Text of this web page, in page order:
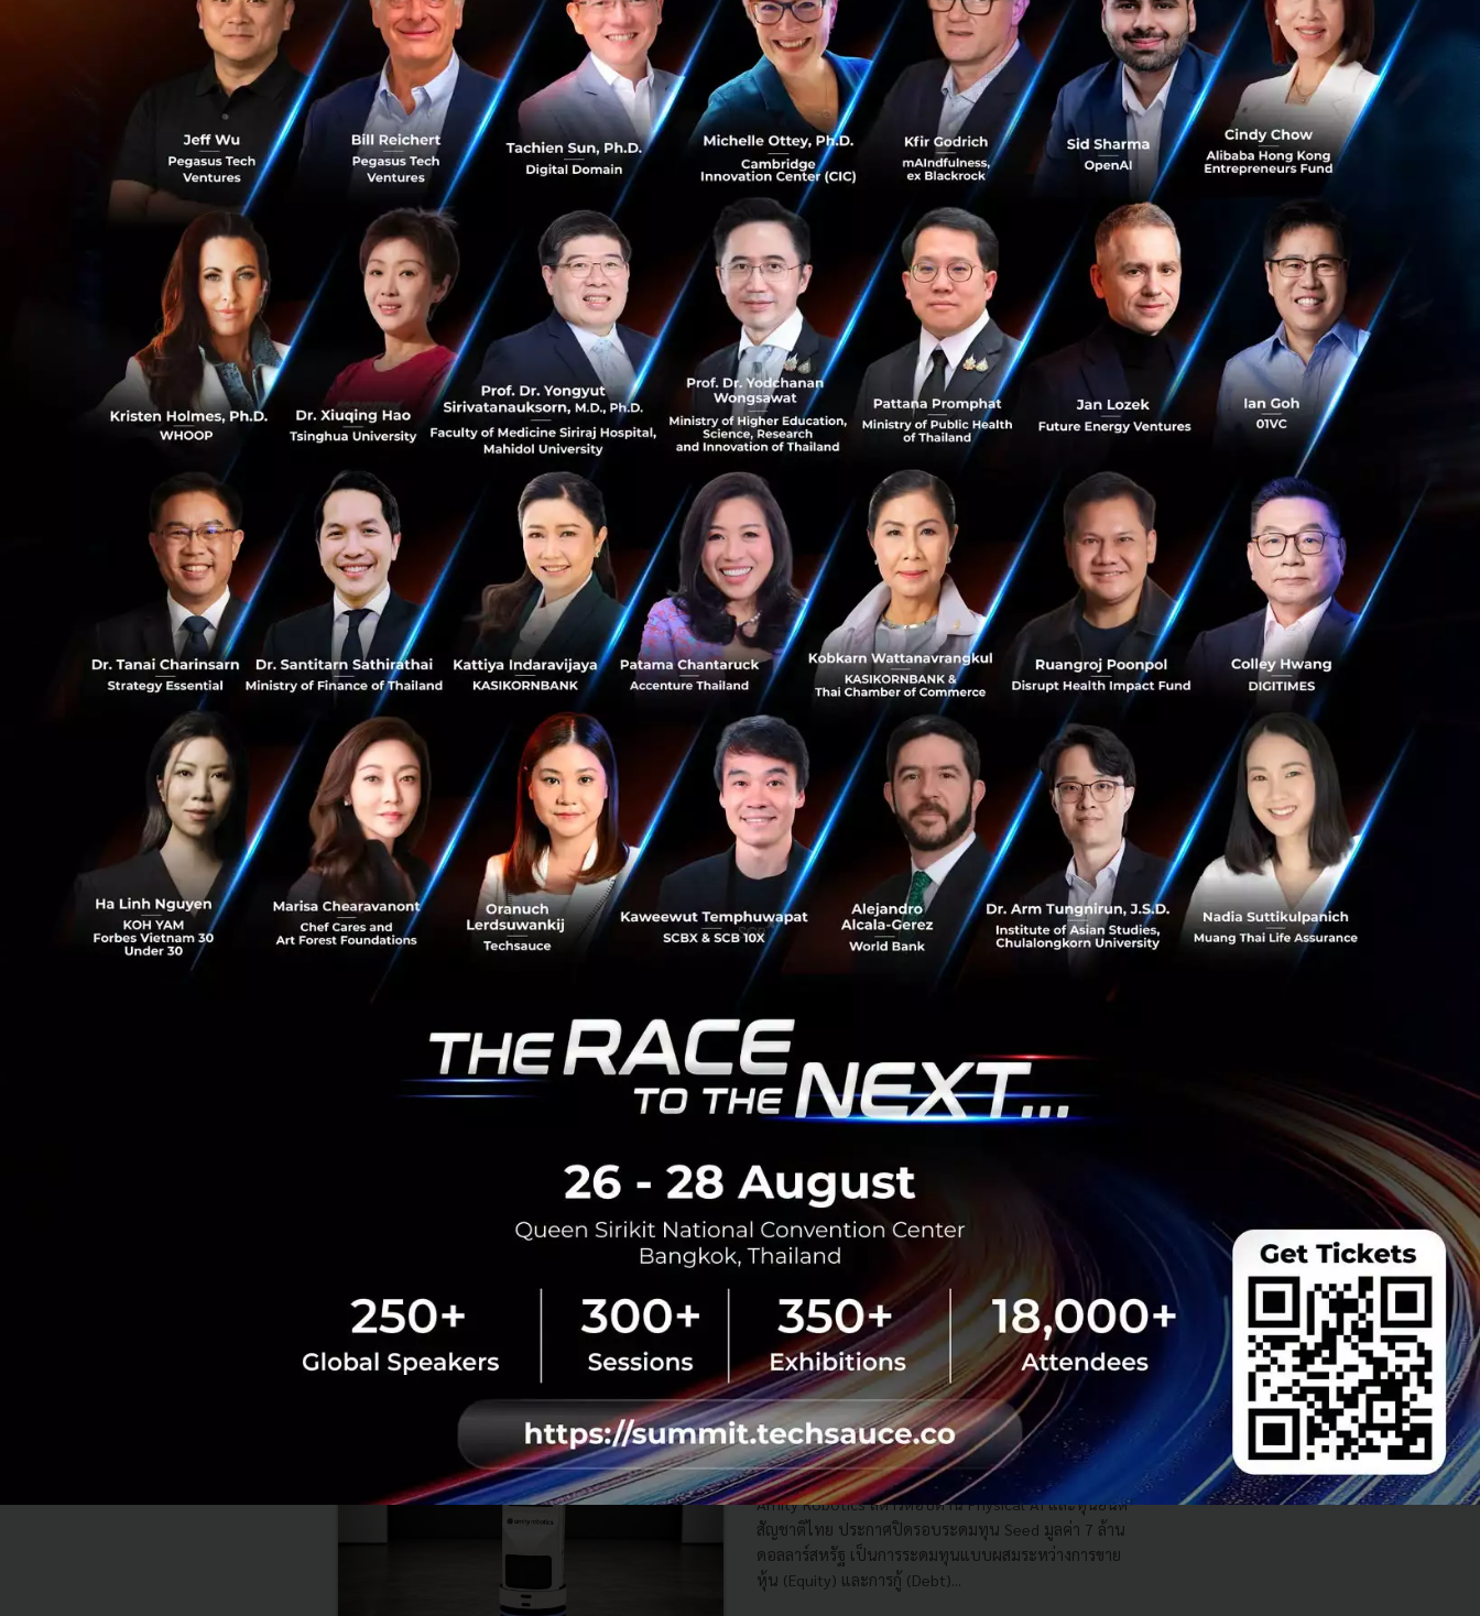
0
0
ประกอบสำคัญในการประเมิน จึงช่วยลดความคลาดเคลื่อน โดยเฉพาะกับอาหารไทยและอาหาร
เอเชียที่มีความซับซ้อนทั้งด้านวัตถุดิบ วิธีปรุง และปริมาณต่อจาน
นับตั้งแต่เปิดให้บริการในเดือนกรกฎาคม 2568 Kalguroo มียอดดาวน์โหลดสะสมมากกว่า 1 ล้านครั้ง
จากผู้ใช้งานใน 152 ประเทศทั่วโลก พร้อมสร้างรายได้ประจำต่อปี หรือ Annual Recurring Revenue
(ARR) ราว 20 ล้านบาท ภายใต้ทีมงานหลักเพียง 8 คน สะท้อนศักยภาพของผลิตภัณฑ์ที่เริ่มต้นจาก
ตลาดไทย แต่สามารถขยายไปสู่ผู้ใช้ในหลายประเทศได้
จากฐานการเติบโตดังกล่าว Kalguroo วางทิศทางต่อยอดสู่การเป็นแพลตฟอร์มดูแลสุขภาพส่วนบุคคล
แบบครบวงจร โดยจะนำเงินทุนรอบนี้ไปพัฒนาผลิตภัณฑ์และเทคโนโลยี ทั้งระบบ Personalized AI
Coach ที่ให้คำแนะนำด้านโภชนาการและสุขภาพจากข้อมูลจริงของผู้ใช้ พร้อมปรับแผนให้เหมาะสม
กับเป้าหมายของแต่ละคน ควบคู่กับการพัฒนาฐานข้อมูลอาหารเฉพาะของแต่ละประเทศ เพื่อเพิ่ม
ความแม่นยำในการวิเคราะห์อาหารท้องถิ่นและรองรับการขยายสู่ตลาดต่างประเทศ
นอกจากนี้ บริษัทยังเตรียมพัฒนาบริการ Health Commerce เพื่อช่วยให้ผู้ใช้งานแอปเข้าถึงสินค้าและ
บริการด้านสุขภาพที่เกี่ยวข้องได้สะดวกขึ้น ไม่ว่าจะเป็นผลิตภัณฑ์โปรตีน อาหารสุขภาพ หรืออุปกรณ์
ออกกำลังกาย พร้อมต่อยอดความร่วมมือกับพันธมิตรด้านสุขภาพในประเทศ ทั้งโรงพยาบาล ผู้
เชี่ยวชาญทางการแพทย์ ฟิตเนส และองค์กรด้านสุขภาพ เพื่อยกระดับบริการให้ตอบโจทย์ผู้ใช้ได้
ครอบคลุมมากขึ้น
หลังจากเติบโตอย่างต่อเนื่องในประเทศไทยและเริ่มมีฐานผู้ใช้งานในหลายประเทศ Kalguroo
วางแผนขยายธุรกิจสู่ภูมิภาคเอเชียตะวันออกเฉียงใต้เป็นลำดับถัดไป ซึ่งเป็นหนึ่งในตลาด Digital
Health ที่ยังมีแนวโน้มเติบโตต่อเนื่อง โดยข้อมูลจาก IMARC Group ระบุว่าตลาด Digital Health ใน
ภูมิภาคมีมูลค่าราว 1.84 หมื่นล้านดอลลาร์สหรัฐในปี 2568 และคาดว่าจะเติบโตเฉลี่ยราว 8% ต่อปี
ภายใต้ทิศทางดังกล่าว บริษัทตั้งเป้าผลักดันรายได้ประจำต่อปี หรือ ARR ให้แตะระดับ 100 ล้านบาท
ภายในปีนี้
Deal Digest สุขภาพ ระดมทุน Kalguroo healthcare
No comment
RELATED ARTICLE
Igloo Insurtech ประกาศเข้าซื้อ Eazy Digital
บริษัทด้าน Insurtech เดินหน้าปักหลักตลาดประกันภัย
Igloo บริษัท Insurtech (บริษัทเทคโนโลยีประกันภัย) แบบ
Full Stack รายใหญ่ของเอเชียตะวันออกเฉียงใต้ ประกาศ
เข้าซื้อกิจการ Eazy Digital บริษัท Insurtech สัญชาติ
สิงคโปร์ที่มีฐานปฏิบัติก...
กรกฎาคม 1, 2026 | By Techsauce Team
0
Deal Digest igloo eazy-digital
Amity Robotics สตาร์ตอัปหุ่นยนต์ไทย ปิดรอบ
Seed 7 ล้านดอลลาร์ ลุยสร้างบริษัท Physical AI
ระดับโลก
Amity Robotics สตาร์ตอัปด้าน Physical AI และหุ่นยนต์
สัญชาติไทย ประกาศปิดรอบระดมทุน Seed มูลค่า 7 ล้าน
ดอลลาร์สหรัฐ เป็นการระดมทุนแบบผสมระหว่างการขาย
หุ้น (Equity) และการกู้ (Debt)...